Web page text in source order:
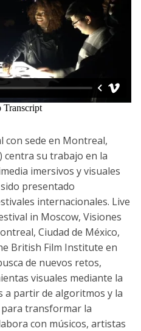
con sede en Montreal,
centra su trabajo en la
imersivos y visuales
presentado
internacionales. Live
in Moscow, Visiones
Ciudad de México,
British Film Institute en
de nuevos retos,
visuales mediante la
a partir de algoritmos y la
para transformar la
con músicos, artistas